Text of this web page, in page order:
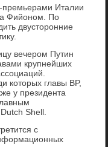
премьерами Италии
Фийоном. По
двусторонние
вечером Путин
крупнейших
которых главы BP,
у президента
Shell.
с